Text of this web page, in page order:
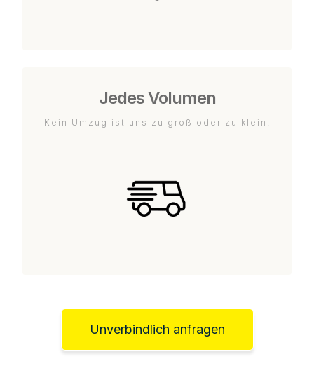
Jedes Volumen
Kein Umzug ist uns zu groß oder zu klein.
Unverbindlich anfragen